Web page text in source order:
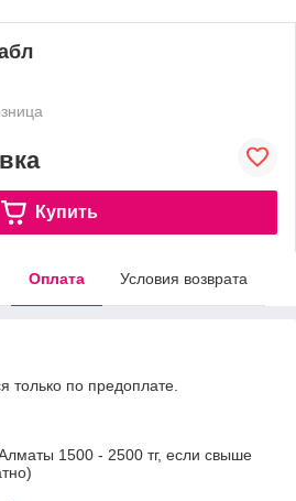
Купить
Оплата Условия возврата
только по предоплате.
1500 - 2500 тг, если свыше